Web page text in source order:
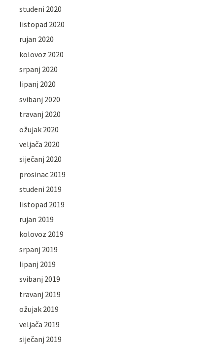
studeni 2020
listopad 2020
rujan 2020
kolovoz 2020
srpanj 2020
lipanj 2020
svibanj 2020
travanj 2020
ožujak 2020
veljača 2020
siječanj 2020
prosinac 2019
studeni 2019
listopad 2019
rujan 2019
kolovoz 2019
srpanj 2019
lipanj 2019
svibanj 2019
travanj 2019
ožujak 2019
veljača 2019
siječanj 2019